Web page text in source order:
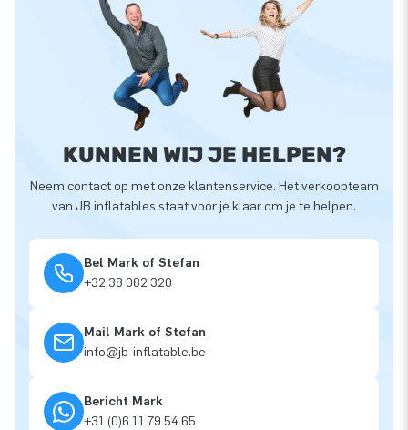
KUNNEN WIJ JE HELPEN?
Neem contact op met onze klantenservice. Het verkoopteam
van JB inflatables staat voor je klaar om je te helpen.
Bel Mark of Stefan
+32 38 082 320
Mail Mark of Stefan
info@jb-inflatable.be
Bericht Mark
+31 (0)6 11 79 54 65